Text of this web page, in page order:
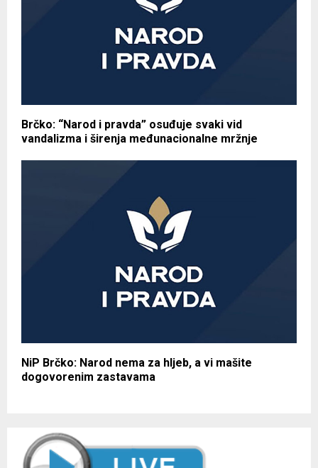
Brčko: “Narod i pravda” osuđuje svaki vid
vandalizma i širenja međunacionalne mržnje
NiP Brčko: Narod nema za hljeb, a vi mašite
dogovorenim zastavama